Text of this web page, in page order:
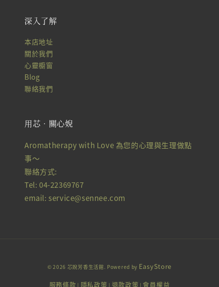
深入了解
本店地址
關於我們
心靈櫥窗
Blog
聯絡我們
用芯‧關心婗
Aromatherapy with Love 為您的心理與生理做點
事～
聯絡方式:
Tel: 04-22369767
email: service@sennee.com
© 2026 芯婗芳香生活館. Powered by EasyStore
服務條款 | 隱私政策 | 退款政策 |會員權益